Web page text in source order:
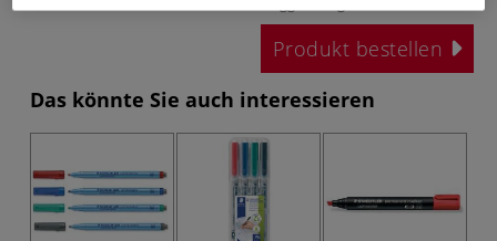
Produkt bestellen
Das könnte Sie auch interessieren